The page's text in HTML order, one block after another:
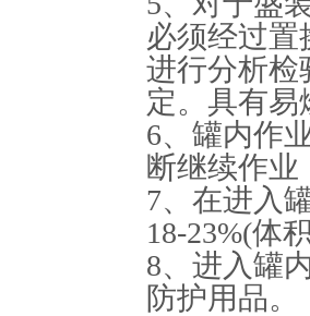
必须经过
进行分析检
定。具有
6、罐内作
断继续作
7、在进入
18-23%(体
8、进入罐
防护用品。